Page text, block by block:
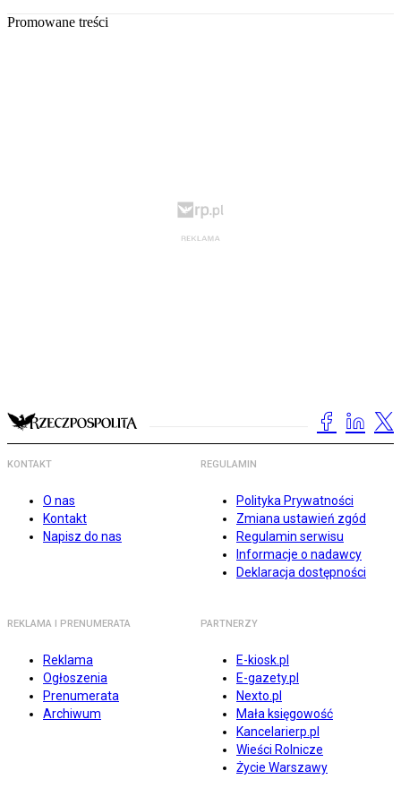
Promowane treści
KONTAKT
O nas
Kontakt
Napisz do nas
REGULAMIN
Polityka Prywatności
Zmiana ustawień zgód
Regulamin serwisu
Informacje o nadawcy
Deklaracja dostępności
REKLAMA I PRENUMERATA
Reklama
Ogłoszenia
Prenumerata
Archiwum
PARTNERZY
E-kiosk.pl
E-gazety.pl
Nexto.pl
Mała księgowość
Kancelarierp.pl
Wieści Rolnicze
Życie Warszawy